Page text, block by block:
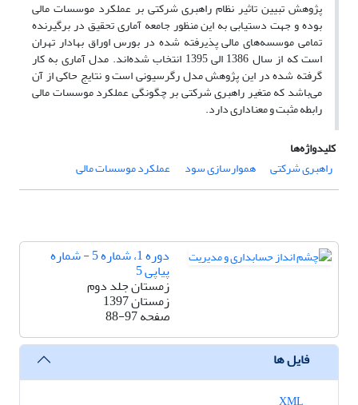
پژوهش تبیین تاثیر نظام راهبری شرکتی بر عملکرد موسسات مالی
بوده و جهت دستیابی به این منظور جامعه آماری تحقیق در برگیرنده
تمامی موسسه‌های مالی پذیرفته شده در بورس اوراق بهادار تهران
است که از سال 1386 الی 1395 انتخاب شده‌اند. مدل آماری به کار
گرفته شده در این پژوهش مدل رگرسیونی است و نتایج حاکی از آن
می‌باشد که متغیر راهبری شرکتی بر چگونگی عملکرد موسسات مالی
رابطه مثبت و معناداری دارد.
کلیدواژه‌ها
راهبری شرکتی
هموارسازی سود عملکرد موسسات مالی
دوره 1، شماره 5 - شماره
پیاپی 5
زمستان جلد دوم
زمستان 1397
صفحه88-97
فایل ها